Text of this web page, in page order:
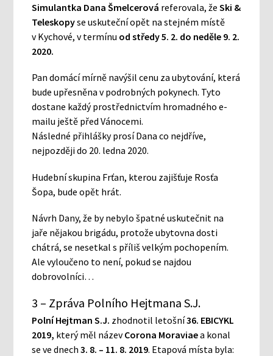
Simulantka Dana Šmelcerová referovala, žeSki &
Teleskopyse uskuteční opět na stejném místě
v Kychové, v termínu od středy 5. 2. do neděle 9. 2.
2020.
Pan domácí mírně navýšil cenu za ubytování, která
bude upřesněna v podrobných pokynech. Tyto
dostane každý prostřednictvím hromadného e-
mailu ještě před Vánocemi.
Následné přihlášky prosí Dana co nejdříve,
nejpozději do 20. ledna 2020.
Hudební skupina Frťan, kterou zajišťuje Rosťa
Šopa, bude opět hrát.
Návrh Dany, že by nebylo špatné uskutečnit na
jaře nějakou brigádu, protože ubytovna dosti
chátrá, se nesetkal s příliš velkým pochopením.
Ale vyloučeno to není, pokud se najdou
dobrovolníci…
3 – Zpráva Polního Hejtmana S.J.
Polní Hejtman S.J. zhodnotil letošní36. EBICYKL
2019, který měl názevCorona Moraviaea konal
se ve dnech3. 8. – 11. 8. 2019. Etapová místa byla: